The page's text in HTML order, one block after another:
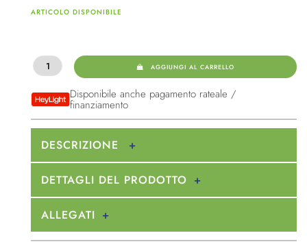
ARTICOLO DISPONIBILE
AGGIUNGI AL CARRELLO
Disponibile anche pagamento rateale /
finanziamento
DESCRIZIONE
DETTAGLI DEL PRODOTTO
ALLEGATI